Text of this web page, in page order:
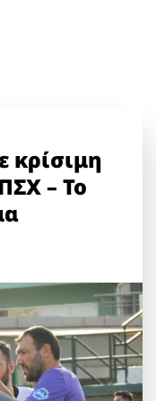
κρίσιμη
– Το